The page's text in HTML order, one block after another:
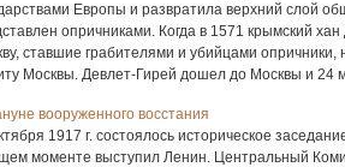
Европы и развратила верхний слой
опричниками. Когда в 1571 крымский
ставшие грабителями и убийцами опричники,
Москвы. Девлет-Гирей дошел до Москвы и 24
вооруженного восстания
1917 г. состоялось историческое
моменте выступил Ленин. Центральный